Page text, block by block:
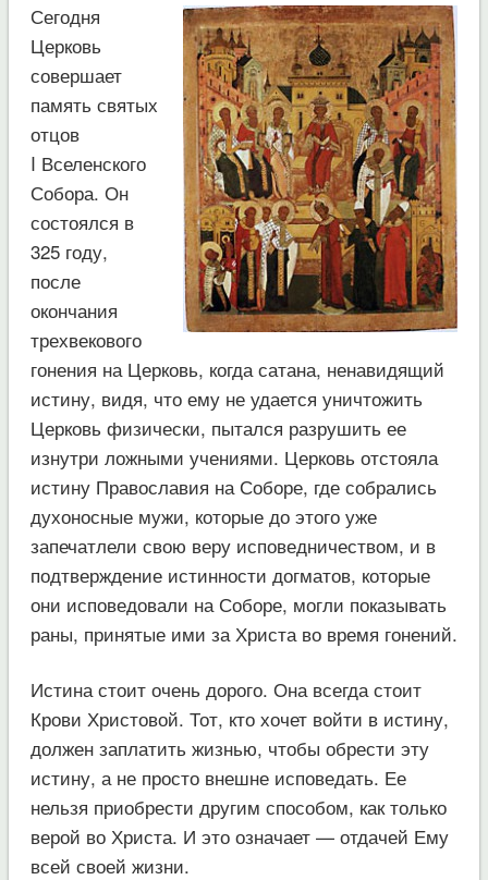
Сегодня
Церковь
совершает
память святых
отцов
I Вселенского
Собора. Он
состоялся в
325 году,
после
окончания
трехвекового
гонения на Церковь, когда сатана, ненавидящий
истину, видя, что ему не удается уничтожить
Церковь физически, пытался разрушить ее
изнутри ложными учениями. Церковь отстояла
истину Православия на Соборе, где собрались
духоносные мужи, которые до этого уже
запечатлели свою веру исповедничеством, и в
подтверждение истинности догматов, которые
они исповедовали на Соборе, могли показывать
раны, принятые ими за Христа во время гонений.
Истина стоит очень дорого. Она всегда стоит
Крови Христовой. Тот, кто хочет войти в истину,
должен заплатить жизнью, чтобы обрести эту
истину, а не просто внешне исповедать. Ее
нельзя приобрести другим способом, как только
верой во Христа. И это означает — отдачей Ему
всей своей жизни.